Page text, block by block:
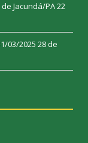
Jacundá/PA22
03/2025 28 de